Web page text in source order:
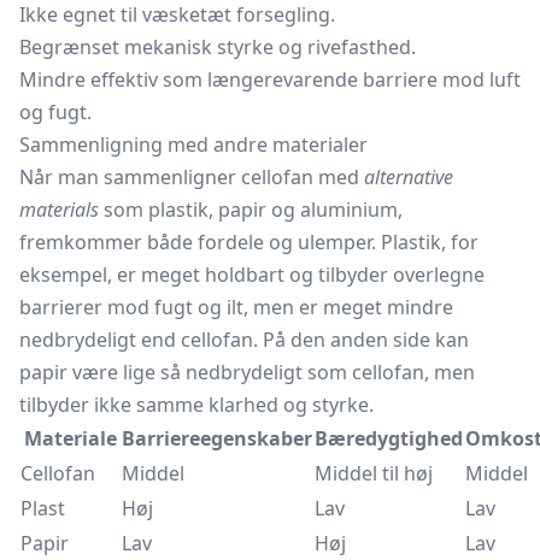
Ikke egnet til væsketæt forsegling.
Begrænset mekanisk styrke og rivefasthed.
Mindre effektiv som længerevarende barriere mod luft
og fugt.
Sammenligning med andre materialer
Når man sammenligner cellofan med alternative
materials som plastik, papir og aluminium,
fremkommer både fordele og ulemper. Plastik, for
eksempel, er meget holdbart og tilbyder overlegne
barrierer mod fugt og ilt, men er meget mindre
nedbrydeligt end cellofan. På den anden side kan
papir være lige så nedbrydeligt som cellofan, men
tilbyder ikke samme klarhed og styrke.
Materiale BarriereegenskaberBæredygtighed
Cellofan
Middel Middel til høj
Middel
Plast
Høj Lav
Lav
Papir
Lav Høj
Lav